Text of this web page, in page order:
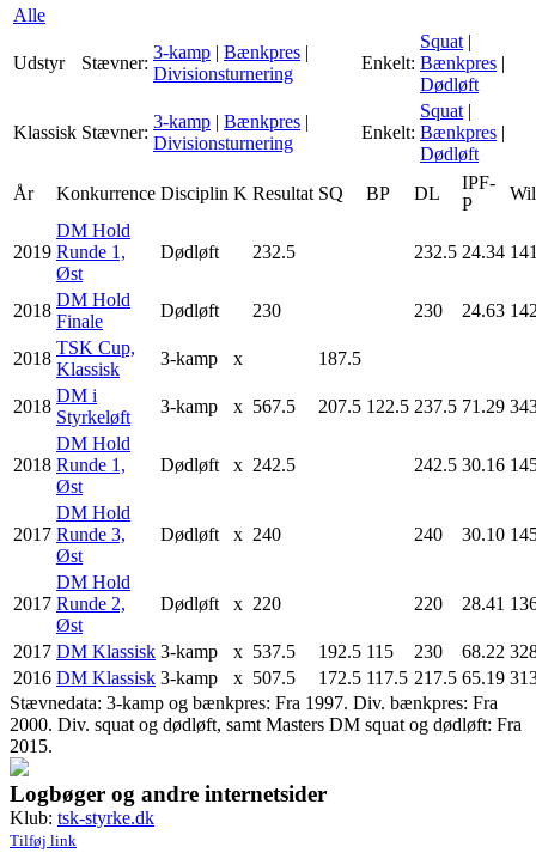
Alle
Udstyr Stævner:
3-kamp | Bænkpres |
Divisionsturnering
Enkelt:
Squat |
Bænkpres |
Dødløft
Klassisk Stævner:
3-kamp | Bænkpres |
Divisionsturnering
Enkelt:
Squat |
Bænkpres |
Dødløft
År
Konkurrence Disciplin K Resultat SQ BP DL
IPF-
P
2019
DM Hold
Runde 1,
Øst
Dødløft 232.5 232.5 24.34
2018
DM Hold
Finale
Dødløft 230 230 24.63
2018
TSK Cup,
Klassisk
3-kamp x 187.5
2018
DM i
Styrkeløft
3-kamp x 567.5 207.5 122.5 237.5 71.29
2018
DM Hold
Runde 1,
Øst
Dødløft x 242.5 242.5 30.16
2017
DM Hold
Runde 3,
Øst
Dødløft x 240 240 30.10
2017
DM Hold
Runde 2,
Øst
Dødløft x 220 220 28.41
2017 DM Klassisk 3-kamp x 537.5 192.5 115 230 68.22
2016 DM Klassisk 3-kamp x 507.5 172.5 117.5 217.5 65.19
Stævnedata: 3-kamp og bænkpres: Fra 1997. Div. bænkpres: Fra
2000. Div. squat og dødløft, samt Masters DM squat og dødløft: Fra
2015.
Logbøger og andre internetsider
Klub: tsk-styrke.dk
Tilføj link